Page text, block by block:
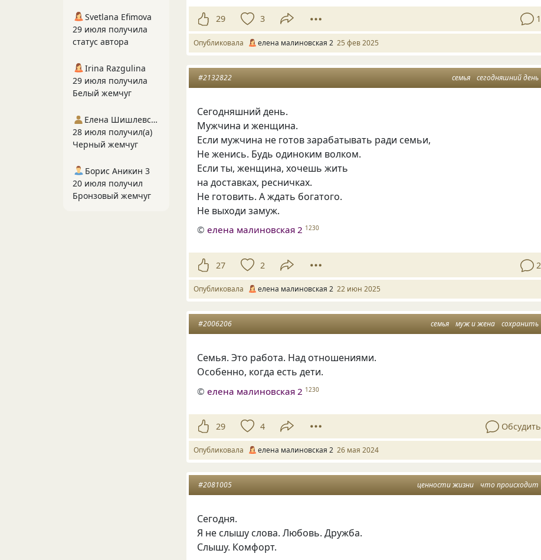
29 3 1
Опубликовала елена малиновская 2 25 фев 2025
семья сегодняшний день
#2132822
Сегодняшний день.
Мужчина и женщина.
Если мужчина не готов зарабатывать ради семьи,
Не женись. Будь одиноким волком.
Если ты, женщина, хочешь жить
на доставках, ресничках.
Не готовить. А ждать богатого.
Не выходи замуж.
©елена малиновская 2 1230
27 2 2
Опубликовала елена малиновская 2 22 июн 2025
семья муж и жена сохранить
#2006206
Семья. Это работа. Над отношениями.
Особенно, когда есть дети.
©елена малиновская 2 1230
29 4 Обсудить
Опубликовала елена малиновская 2 26 мая 2024
ценности жизни что происходит
#2081005
Сегодня.
Я не слышу слова. Любовь. Дружба.
Слышу. Комфорт.
Svetlana Efimova
29 июля получила
статус автора
Irina Razgulina
29 июля получила
Белый жемчуг
Елена Шишлевская
28 июля получил(а)
Черный жемчуг
Борис Аникин 3
20 июля получил
Бронзовый жемчуг